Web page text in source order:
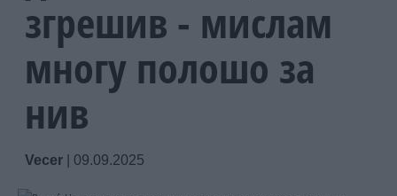
згрешив - мислам
многу полошо за
нив
Vecer 09.09.2025